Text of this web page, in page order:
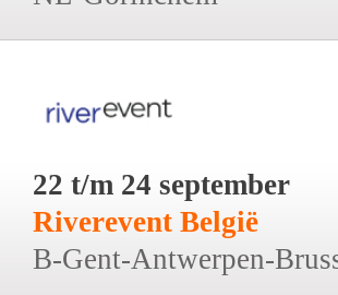
22 t/m 24 september
Riverevent België
B-Gent-Antwerpen-